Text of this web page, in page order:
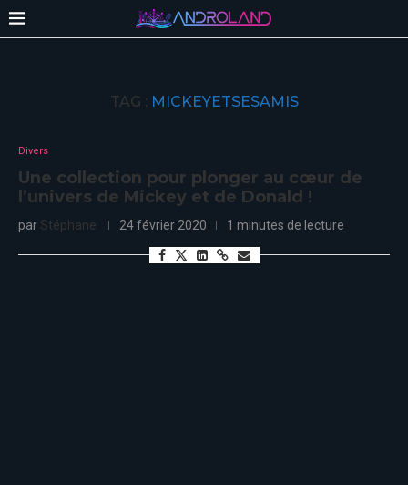
TAG : MICKEYETSESAMIS
Divers
Une collection pour plonger au cœur de
l’univers de Mickey et de Donald !
par Stéphane 24 février 2020 1 minutes de lecture